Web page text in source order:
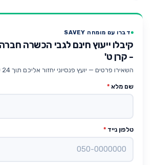
דברו עם מומחה SAVEY
קיבלו ייעוץ חינם לגבי הכשרה
- קרן ט'
השאירו פרטים — יועץ פנסיוני יחזור אליכם תוך 24 שעות.
שם מלא *
טלפון נייד *